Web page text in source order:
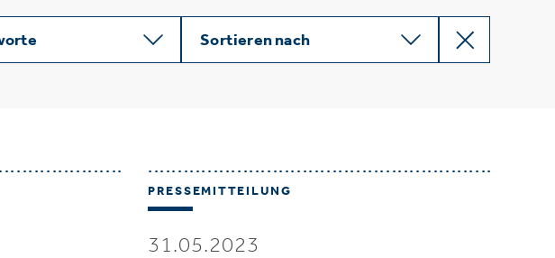
Sortieren nach
PRESSEMITTEILUNG
31.05.2023